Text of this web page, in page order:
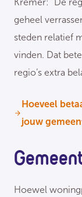
geheel
steden relatief
vinden. Dat
regio’s extra
Hoeveel
jouw
Hoewel